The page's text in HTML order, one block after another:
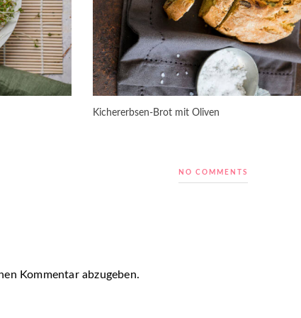
Kichererbsen-Brot mit Oliven
NO COMMENTS
Kommentar abzugeben.